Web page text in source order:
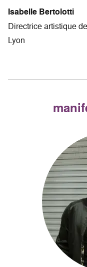
Isabelle Bertolotti
Directrice artistique
Lyon